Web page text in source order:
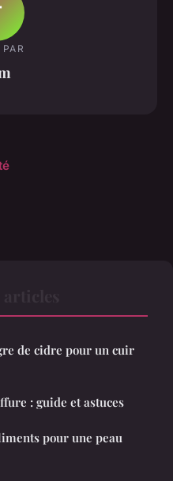
de cidre pour un cuir
: guide et astuces
pour une peau